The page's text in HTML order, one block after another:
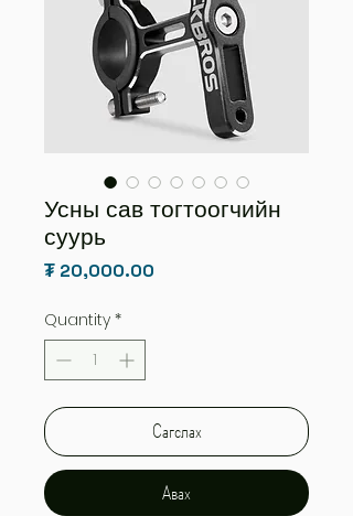
Усны сав тогтоогчийн
суурь
₮ 20,000.00
Quantity *
Сагслах
Авах